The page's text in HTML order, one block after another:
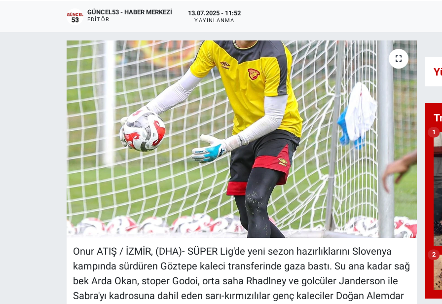
GÜNCEL53 - HABER MERKEZI
EDITÖR
13.07.2025 - 11:52
YAYINLANMA
Onur ATIŞ / İZMİR, (DHA)- SÜPER Lig'de yeni sezon hazırlıklarını Slovenya
kampında sürdüren Göztepe kaleci transferinde gaza bastı. Su ana kadar sağ
bek Arda Okan, stoper Godoi, orta saha Rhadlney ve golcüler Janderson ile
Sabra'yı kadrosuna dahil eden sarı-kırmızılılar genç kaleciler Doğan Alemdar
1
2